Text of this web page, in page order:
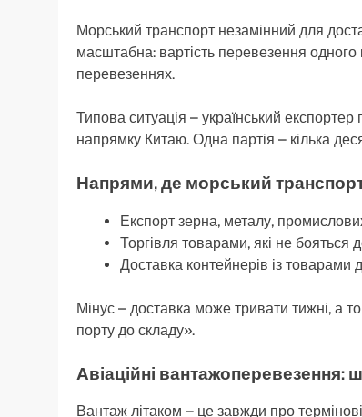
Морський транспорт незамінний для
масштабна: вартість перевезення
перевезеннях.
Типова ситуація – український
напрямку Китаю. Одна партія – кілька
Напрями, де морський
Експорт зерна, металу,
Торгівля товарами, які не бояться
Доставка контейнерів із товарами
Мінус – доставка може тривати тижні, а
порту до складу».
Авіаційні вантажоперевезення:
Вантаж літаком – це завжди про